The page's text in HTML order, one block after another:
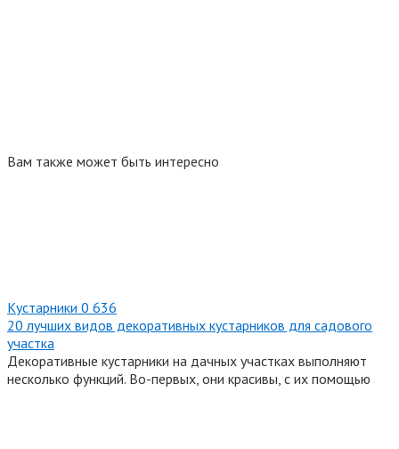
Вам также может быть интересно
Кустарники 0 636
20 лучших видов декоративных кустарников для садового
участка
Декоративные кустарники на дачных участках выполняют
несколько функций. Во-первых, они красивы, с их помощью